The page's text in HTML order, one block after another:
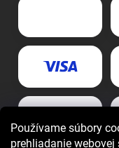
Používame súbory
prehliadanie